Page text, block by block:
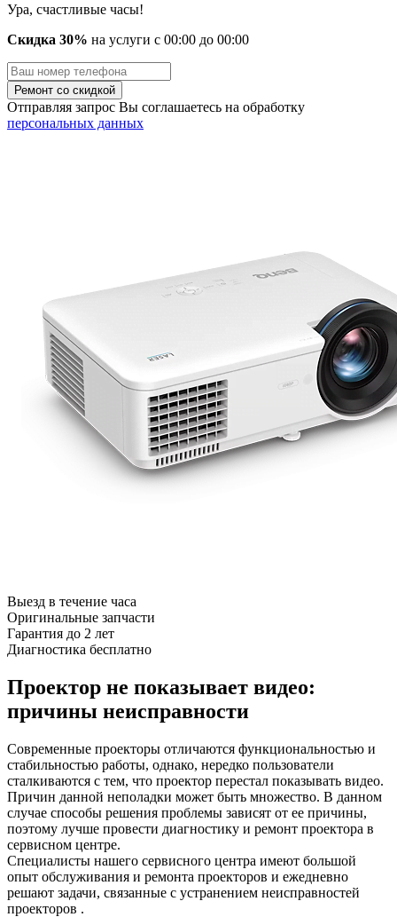
Ура, счастливые часы!
Скидка 30% на услуги с 00:00 до 00:00
Отправляя запрос Вы соглашаетесь на обработку
персональных данных
Выезд в течение часа
Оригинальные запчасти
Гарантия до 2 лет
Диагностика бесплатно
Проектор не показывает видео:
причины неисправности
Современные проекторы отличаются функциональностью и
стабильностью работы, однако, нередко пользователи
сталкиваются с тем, что проектор перестал показывать видео.
Причин данной неполадки может быть множество. В данном
случае способы решения проблемы зависят от ее причины,
поэтому лучше провести диагностику и ремонт проектора в
сервисном центре.
Специалисты нашего сервисного центра имеют большой
опыт обслуживания и ремонта проекторов и ежедневно
решают задачи, связанные с устранением неисправностей
проекторов .